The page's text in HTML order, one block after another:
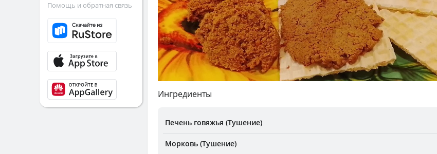
Ингредиенты
Печень говяжья (Тушение)
Морковь (Тушение)
Помощь и обратная связь